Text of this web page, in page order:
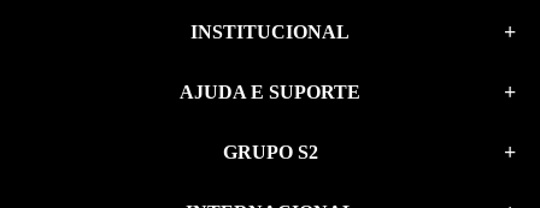
INSTITUCIONAL
AJUDA E SUPORTE
GRUPO S2